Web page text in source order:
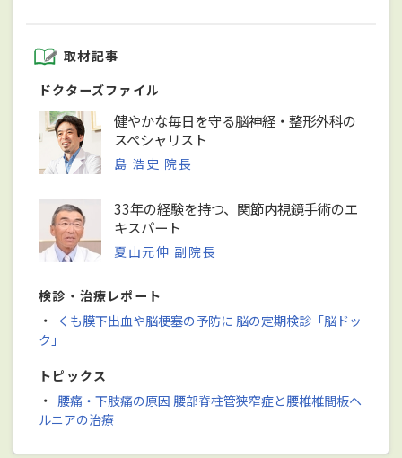
取材記事
ドクターズファイル
健やかな毎日を守る脳神経・整形外科の
スペシャリスト
島 浩史 院長
33年の経験を持つ、関節内視鏡手術のエ
キスパート
夏山元伸 副院長
検診・治療レポート
・
くも膜下出血や脳梗塞の予防に 脳の定期検診「脳ドッ
ク」
トピックス
・ 腰痛・下肢痛の原因 腰部脊柱管狭窄症と腰椎椎間板ヘ
ルニアの治療